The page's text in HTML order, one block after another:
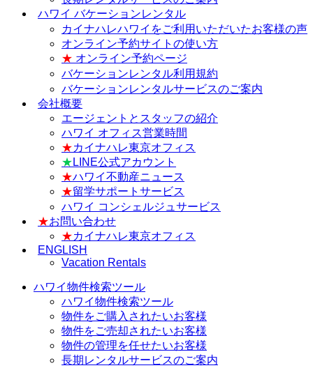
ハワイ バケーションレンタル
カイナハレハワイをご利用いただいたお客様の声
オンライン予約サイトの使い方
★ オンライン予約ページ
バケーションレンタル利用規約
バケーションレンタルサービスのご案内
会社概要
エージェントとスタッフの紹介
ハワイ オフィス営業時間
★カイナハレ東京オフィス
★ LINE公式アカウント
★ハワイ不動産ニュース
★留学サポートサービス
ハワイ コンシェルジュサービス
★お問い合わせ
★カイナハレ東京オフィス
ENGLISH
Vacation Rentals
ハワイ物件検索ツール
ハワイ物件検索ツール
物件をご購入されたいお客様
物件をご売却されたいお客様
物件の管理を任せたいお客様
長期レンタルサービスのご案内